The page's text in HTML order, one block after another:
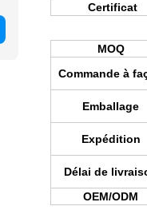
Certificat
MOQ
Commande à
Emballage
Expédition
Délai de
OEM/ODM